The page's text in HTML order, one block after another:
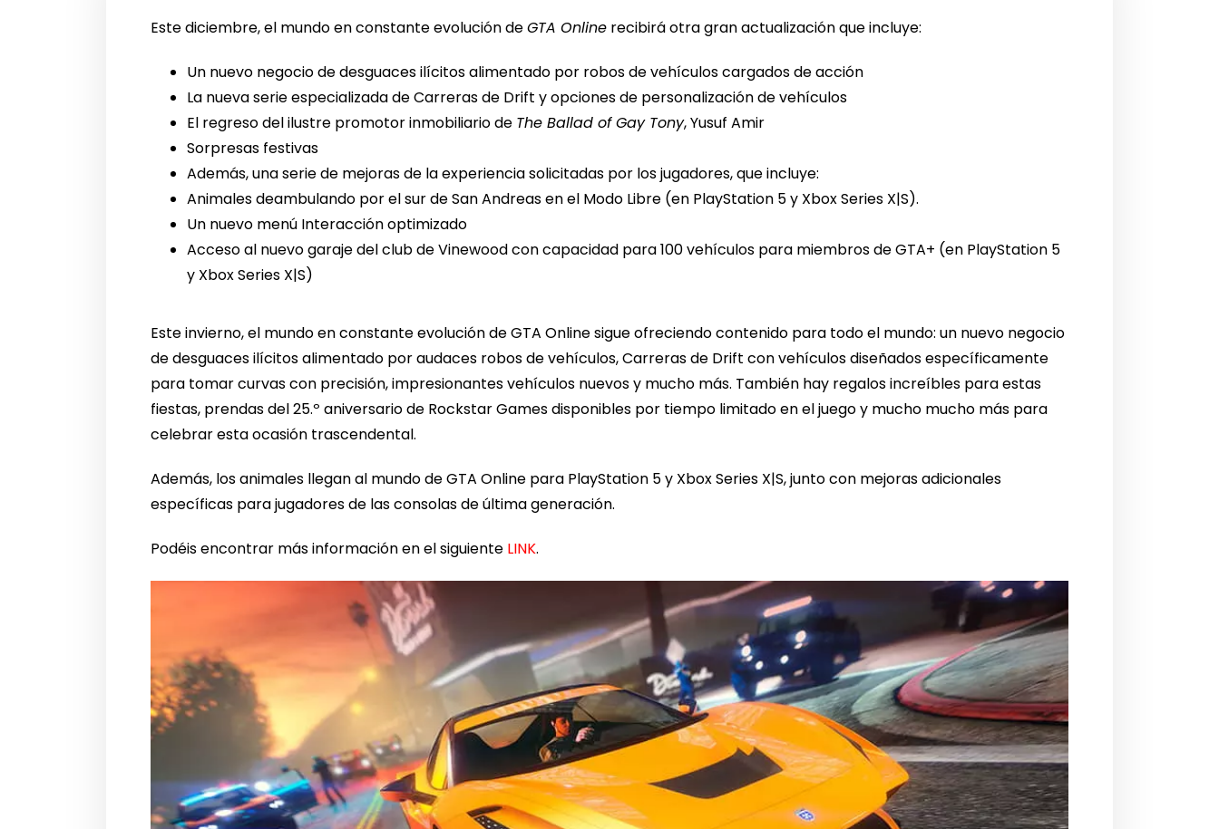
Este diciembre, el mundo en constante evolución deGTA Online recibirá otra gran actualización que incluye:
Un nuevo negocio de desguaces ilícitos alimentado por robos de vehículos cargados de acción
La nueva serie especializada de Carreras de Drift y opciones de personalización de vehículos
El regreso del ilustre promotor inmobiliario de The Ballad of Gay Tony, Yusuf Amir
Sorpresas festivas
Además, una serie de mejoras de la experiencia solicitadas por los jugadores, que incluye:
Animales deambulando por el sur de San Andreas en el Modo Libre (en PlayStation 5 y Xbox Series X|S).
Un nuevo menú Interacción optimizado
Acceso al nuevo garaje del club de Vinewood con capacidad para 100 vehículos para miembros de GTA+ (en PlayStation 5
y Xbox Series X|S)
Este invierno, el mundo en constante evolución de GTA Online sigue ofreciendo contenido para todo el mundo: un nuevo negocio
de desguaces ilícitos alimentado por audaces robos de vehículos, Carreras de Drift con vehículos diseñados específicamente
para tomar curvas con precisión, impresionantes vehículos nuevos y mucho más. También hay regalos increíbles para estas
fiestas, prendas del 25.º aniversario de Rockstar Games disponibles por tiempo limitado en el juego y mucho mucho más para
celebrar esta ocasión trascendental.
Además, los animales llegan al mundo de GTA Online para PlayStation 5 y Xbox Series X|S, junto con mejoras adicionales
específicas para jugadores de las consolas de última generación.
Podéis encontrar más información en el siguiente LINK.